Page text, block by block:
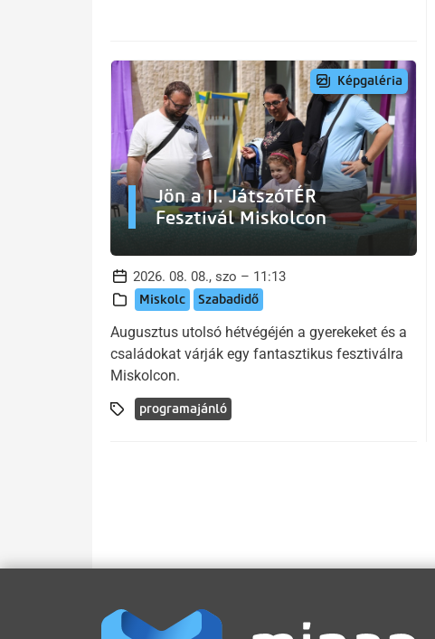
Képgaléria
Jön a II. JátszóTÉR
Fesztivál Miskolcon
2026. 08. 08., szo – 11:13
Miskolc Szabadidő
Augusztus utolsó hétvégéjén a gyerekeket és a
családokat várják egy fantasztikus fesztiválra
Miskolcon.
programajánló